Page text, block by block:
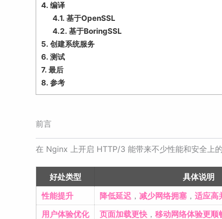
4. 编译
4.1.基于OpenSSL
4.2.基于BoringSSL
5. 创建系统服务
6. 测试
7. 最后
8. 参考
前言
在 Nginx 上开启 HTTP/3 能带来不少性能和安全上
好处类型
具体说明
性能提升
降低延迟 ， 减少网络拥塞 ， 适应高
用户体验优化
页面加载更快 ， 移动网络体验更顺